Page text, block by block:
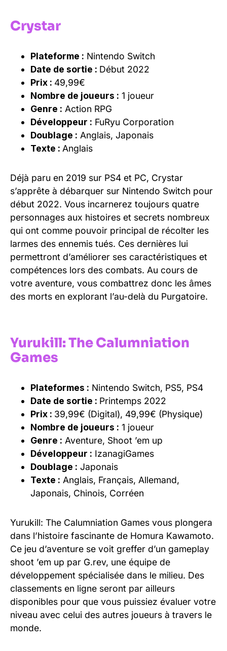
Crystar
Plateforme : Nintendo Switch
Date de sortie : Début 2022
Prix : 49,99€
Nombre de joueurs : 1 joueur
Genre : Action RPG
Développeur : FuRyu Corporation
Doublage : Anglais, Japonais
Texte : Anglais
Déjà paru en 2019 sur PS4 et PC, Crystar
s’apprête à débarquer sur Nintendo Switch pour
début 2022. Vous incarnerez toujours quatre
personnages aux histoires et secrets nombreux
qui ont comme pouvoir principal de récolter les
larmes des ennemis tués. Ces dernières lui
permettront d’améliorer ses caractéristiques et
compétences lors des combats. Au cours de
votre aventure, vous combattrez donc les âmes
des morts en explorant l’au-delà du Purgatoire.
Yurukill: The Calumniation
Games
Plateformes : Nintendo Switch, PS5, PS4
Date de sortie : Printemps 2022
Prix : 39,99€ (Digital), 49,99€ (Physique)
Nombre de joueurs : 1 joueur
Genre : Aventure, Shoot ’em up
Développeur : IzanagiGames
Doublage : Japonais
Texte : Anglais, Français, Allemand,
Japonais, Chinois, Corréen
Yurukill: The Calumniation Games vous plongera
dans l’histoire fascinante de Homura Kawamoto.
Ce jeu d’aventure se voit greffer d’un gameplay
shoot ’em up par G.rev, une équipe de
développement spécialisée dans le milieu. Des
classements en ligne seront par ailleurs
disponibles pour que vous puissiez évaluer votre
niveau avec celui des autres joueurs à travers le
monde.